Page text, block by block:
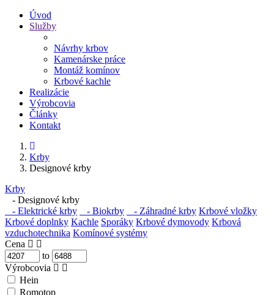
Úvod
Služby
Návrhy krbov
Kamenárske práce
Montáž komínov
Krbové kachle
Realizácie
Výrobcovia
Články
Kontakt
Krby
Designové krby
Krby
- Designové krby
- Elektrické krby
- Biokrby - Záhradné krby Krbové vložky
Krbové doplnky Kachle Sporáky Krbové dymovody Krbová
vzduchotechnika Komínové systémy
Cena
to
Výrobcovia
Hein
Romotop